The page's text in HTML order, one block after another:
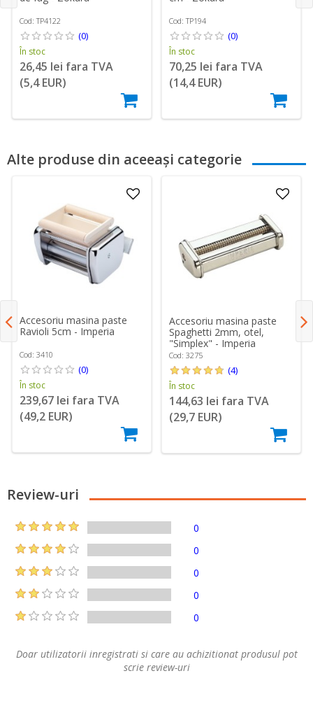
Cod: TP4122
(0)
În stoc
26,45 lei fara TVA
(5,4 EUR)
Cod: TP194
(0)
În stoc
70,25 lei fara TVA
(14,4 EUR)
Alte produse din aceeași categorie
Accesoriu masina paste
Ravioli 5cm - Imperia
Cod: 3410
(0)
În stoc
239,67 lei fara TVA
(49,2 EUR)
Accesoriu masina paste
Spaghetti 2mm, otel,
"Simplex" - Imperia
Cod: 3275
(4)
În stoc
144,63 lei fara TVA
(29,7 EUR)
Review-uri
0
0
0
0
0
Doar utilizatorii inregistrati si care au achizitionat produsul pot
scrie review-uri